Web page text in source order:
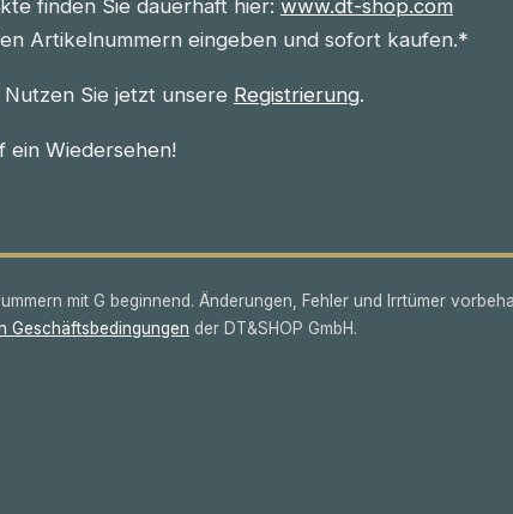
finden Sie dauerhaft hier: www.dt-shop.com
Artikelnummern eingeben und sofort kaufen.*
Nutzen Sie jetzt unsere Registrierung.
ein Wiedersehen!
mit G beginnend. Änderungen, Fehler und Irrtümer
Geschäftsbedingungen der DT&SHOP GmbH.